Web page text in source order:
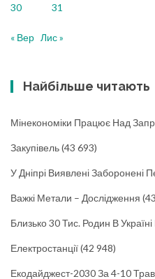
30
31
« Вер Лис »
Найбільше читають
Мінекономіки Працює Над
Закупівель(43 693)
У Дніпрі Виявлені Заборонені
Важкі Метали – Дослідження
Близько 30 Тис. Родин В
Електростанції(42 948)
Екодайджест-2030 За 4-10